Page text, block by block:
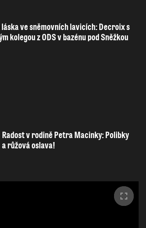
láska ve sněmovních lavicích: Decroix s
kolegou z ODS v bazénu pod Sněžkou
Radost v rodině Petra Macinky: Polibky
a růžová oslava!